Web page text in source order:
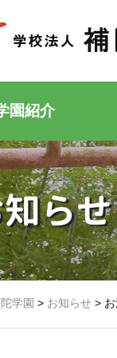
園紹介
らせ
学園 > お知らせ >